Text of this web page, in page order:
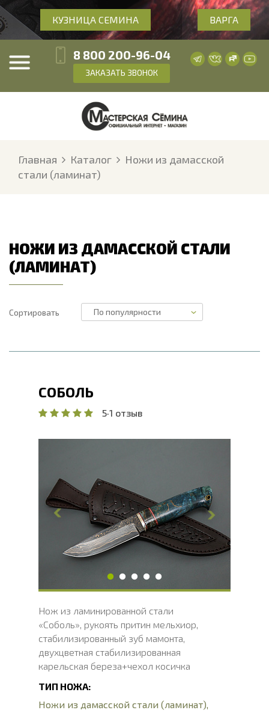
КУЗНИЦА СЕМИНА ВАРГА
8 800 200-96-04
ЗАКАЗАТЬ ЗВОНОК
Главная Каталог
Ножи из дамасской
стали (ламинат)
НОЖИ ИЗ ДАМАССКОЙ СТАЛИ
(ЛАМИНАТ)
Сортировать
СОБОЛЬ
5·1 отзыв
Длина клинка, мм
114
Ширина клинка, мм
31.6
Толщина обуха, мм
3.2
Ширина рукояти, мм
30
Длина рукояти, мм
212
Толщина рукояти, мм
26.3
Твердость клинка, HRC
60 - 62 HRC
Нож из ламинированной стали
«Соболь», рукоять притин мельхиор,
стабилизированный зуб мамонта,
двухцветная стабилизированная
карельская береза+чехол косичка
ТИП НОЖА:
Ножи из дамасской стали (ламинат),